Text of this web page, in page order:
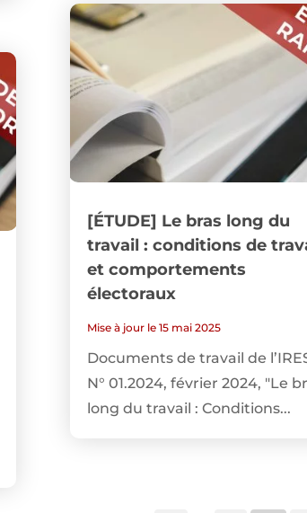
[ÉTUDE] Le bras long du
travail : conditions de
et comportements
électoraux
Mise à jour le 15 mai 2025
Documents de travail de
N° 01.2024, février 2024, "Le
long du travail : Conditions...